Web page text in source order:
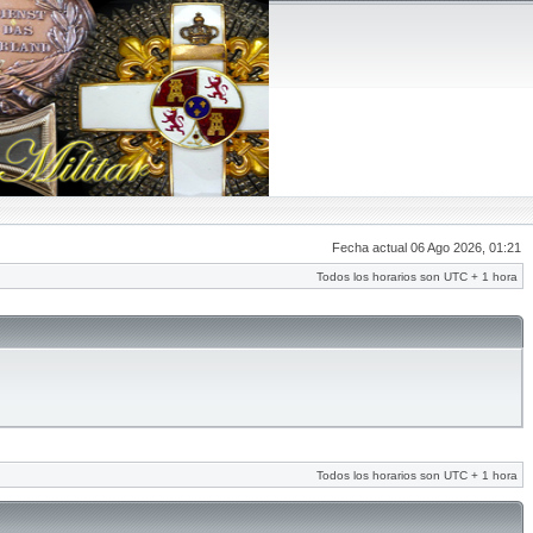
Fecha actual 06 Ago 2026, 01:21
Todos los horarios son UTC + 1 hora
Todos los horarios son UTC + 1 hora